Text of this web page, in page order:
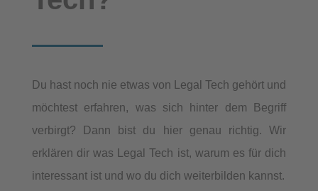
Du hast noch nie etwas von Legal Tech gehört und
möchtest erfahren, was sich hinter dem Begriff
verbirgt? Dann bist du hier genau richtig. Wir
erklären dir was Legal Tech ist, warum es für dich
interessant ist und wo du dich weiterbilden kannst.